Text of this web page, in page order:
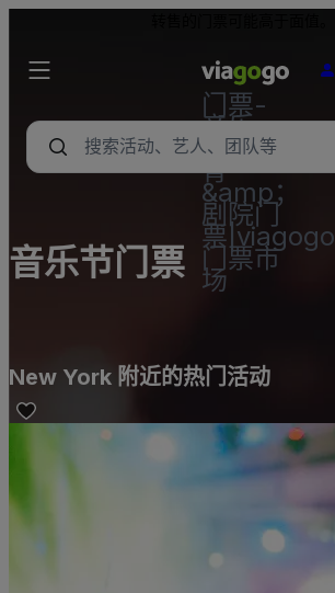
门票-
音乐
会，体
育
&amp；
剧院门
票|viagogo
门票市
场
音乐节门票
New York 附近的热门活动